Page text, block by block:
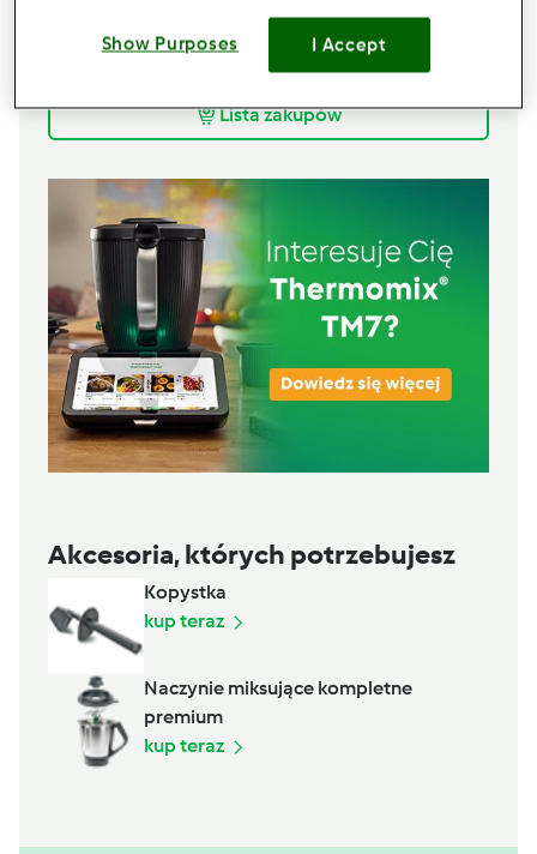
pokrojonego na kawałki
gpuddingu proteinowego czekoladowo
Lista zakupów
Akcesoria, których potrzebujesz
Kopystka
kup teraz
Naczynie miksujące kompletne
premium
kup teraz
Show Purposes I Accept